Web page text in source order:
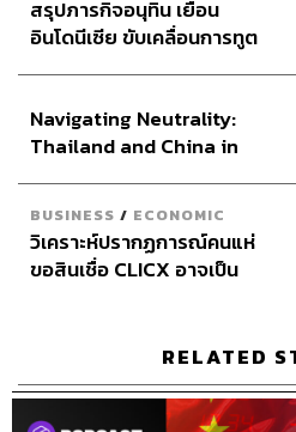
สรุปภารกิจอนุทิน เยือน
อินโดนีเซีย ขับเคลื่อนการทูต
อินโดนีเซีย
Navigating Neutrality:
Thailand and China in
BUSINESS / ECONOMIC
วิเคราะห์ปรากฏการณ์คนแห่
ขอสินเชื่อ CLICX อาจเป็น
RELATED